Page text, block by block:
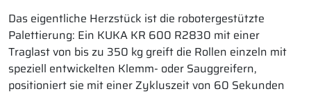
Das eigentliche Herzstück ist die robotergestützte
Palettierung: Ein KUKA KR 600 R2830 mit einer
Traglast von bis zu 350 kg greift die Rollen einzeln mit
speziell entwickelten Klemm- oder Sauggreifern,
positioniert sie mit einer Zykluszeit von 60 Sekunden